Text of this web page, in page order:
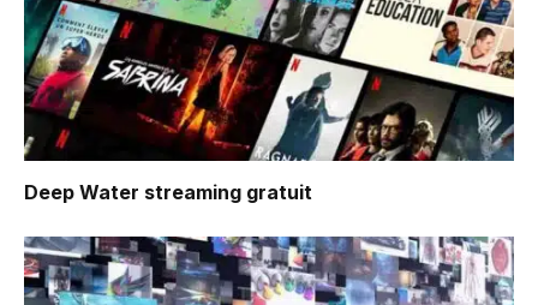
Deep Water streaming gratuit